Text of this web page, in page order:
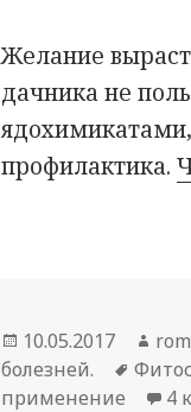
Желание
дачника не
профилактика.
Опубликовано
10.05.2017
болезней.
применение
4